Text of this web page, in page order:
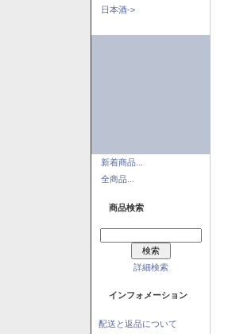
日本酒->
新着商品...
全商品...
商品検索
詳細検索
インフォメーション
配送と返品について